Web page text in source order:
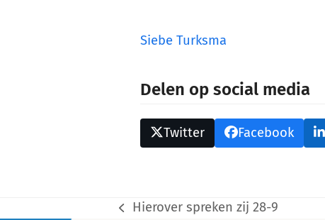
Siebe Turksma
Delen op social media
Twitter Facebook
previous
Hierover spreken zij 28-9